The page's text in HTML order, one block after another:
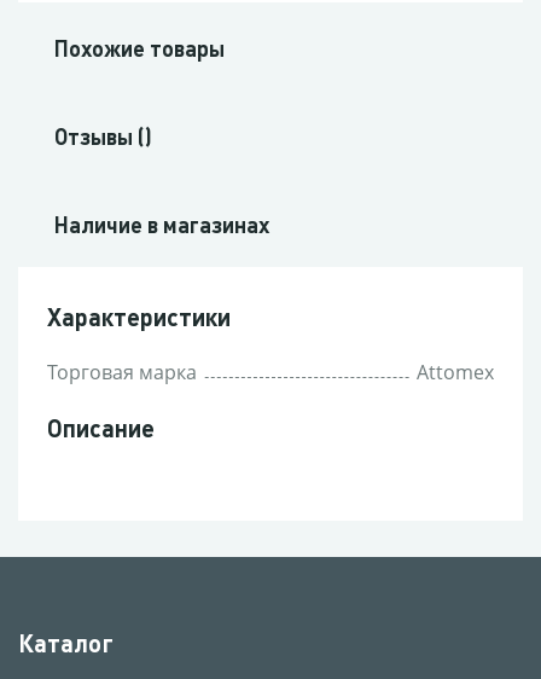
Похожие товары
Отзывы ()
Наличие в магазинах
Характеристики
Торговая марка Attomex
Описание
Каталог